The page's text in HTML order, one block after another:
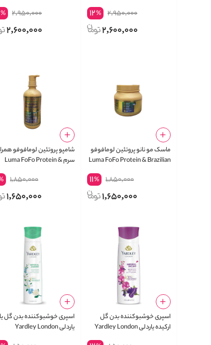
2,950,000
12%
2,600,000
2,950,000
%
2,600,000
ماسک مو نانو پروتئین لومافوفو
Luma FoFo Protein & Brazilian
1,850,000
11%
1,650,000
شامپو پروتئین لومافوفو
سرم Luma FoFo Protein &
1,850,000
1,650,000
اسپری خوشبوکننده بدن گل
ارکیده یاردلی Yardley London
Imperial Orchid Refreshing
اسپری خوشبوکننده بدن گل
یاردلی Yardley London
Jasmine Refreshing